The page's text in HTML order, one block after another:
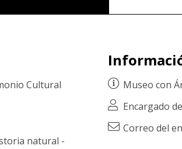
Cultural
natural -
Museo con
Encargado
Correo del